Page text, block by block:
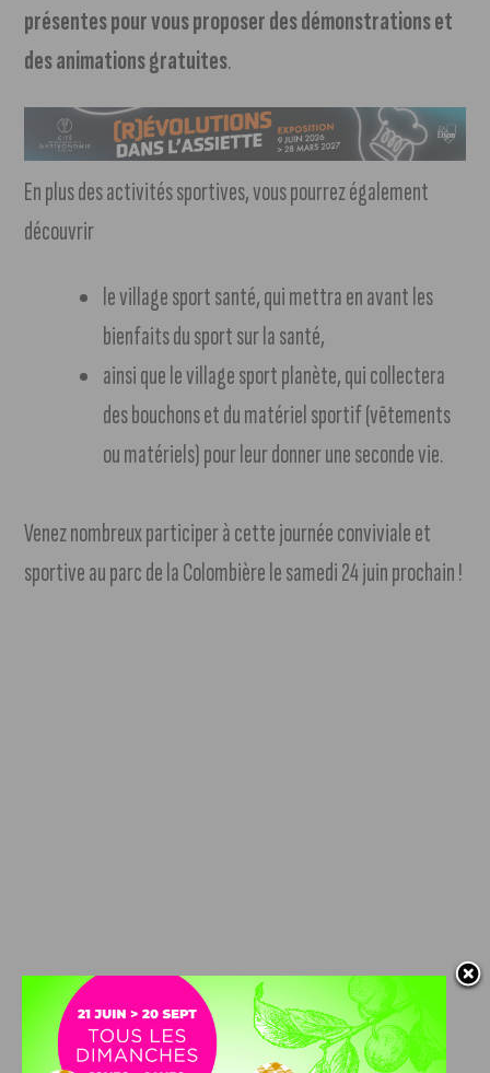
présentes pour vous proposer des démonstrations et
des animations gratuites.
En plus des activités sportives, vous pourrez également
découvrir
le village sport santé, qui mettra en avant les
bienfaits du sport sur la santé,
ainsi que le village sport planète, qui collectera
des bouchons et du matériel sportif (vêtements
ou matériels) pour leur donner une seconde vie.
Venez nombreux participer à cette journée conviviale et
sportive au parc de la Colombière le samedi 24 juin prochain !